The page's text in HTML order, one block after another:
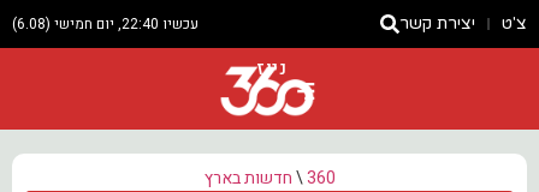
צ'ט יצירת קשר עכשיו 22:40, יום חמישי (6.08)
ניוז
360
\חדשות בארץ